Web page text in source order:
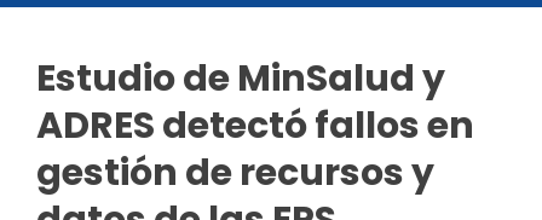
Estudio de MinSalud y
ADRES detectó fallos en
gestión de recursos y